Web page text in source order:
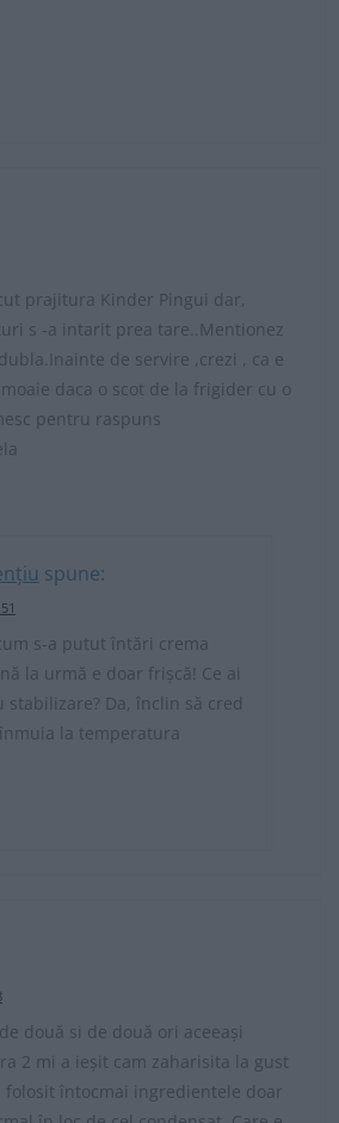
prajitura Kinder Pingui dar,
s -a intarit prea tare..Mentionez
de servire ,crezi , ca e
daca o scot de la frigider cu o
pentru raspuns
spune:
s-a putut întări crema
la urmă e doar frișcă! Ce ai
Da, înclin să cred
la temperatura
două si de două ori aceeași
2 mi a ieșit cam zaharisita la gust
folosit întocmai ingredientele doar